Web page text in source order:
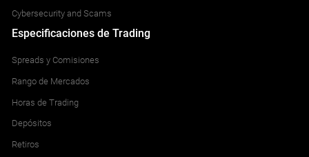
Cybersecurity and Scams
Especificaciones de Trading
Spreads y Comisiones
Rango de Mercados
Horas de Trading
Depósitos
Retiros